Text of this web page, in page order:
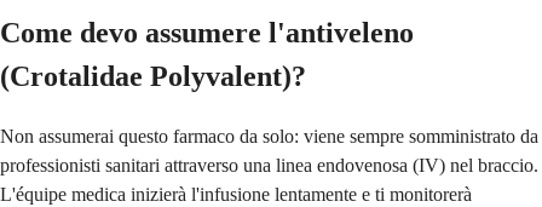
Come devo assumere l'antiveleno
(Crotalidae Polyvalent)?
Non assumerai questo farmaco da solo: viene sempre somministrato da
professionisti sanitari attraverso una linea endovenosa (IV) nel braccio.
L'équipe medica inizierà l'infusione lentamente e ti monitorerà